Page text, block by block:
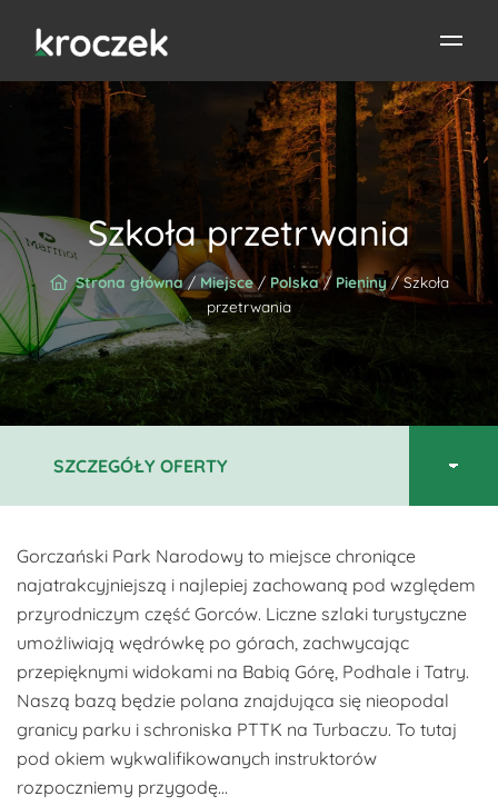
Szkoła przetrwania
Strona główna/ Miejsce/ Polska/ Pieniny/ Szkoła
przetrwania
Gorczański Park Narodowy to miejsce chroniące
najatrakcyjniejszą i najlepiej zachowaną pod względem
przyrodniczym część Gorców. Liczne szlaki turystyczne
umożliwiają wędrówkę po górach, zachwycając
przepięknymi widokami na Babią Górę, Podhale i Tatry.
Naszą bazą będzie polana znajdująca się nieopodal
granicy parku i schroniska PTTK na Turbaczu. To tutaj
pod okiem wykwalifikowanych instruktorów
rozpoczniemy przygodę...